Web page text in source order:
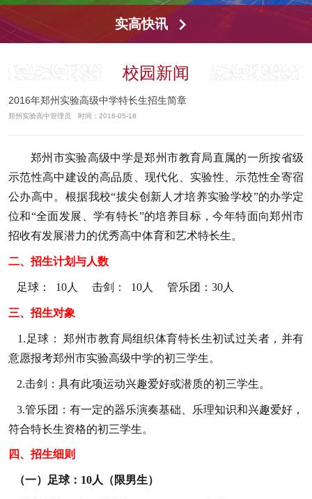
实高快讯
校园新闻
2016年郑州实验高级中学特长生招生简章
郑州实验高中管理员 时间：2016-05-18
郑州市实验高级中学是郑州市教育局直属的一所按省级
示范性高中建设的高品质、现代化、实验性、示范性全寄宿
公办高中。根据我校“拔尖创新人才培养实验学校”的办学定
位和“全面发展、学有特长”的培养目标，今年特面向郑州市
招收有发展潜力的优秀高中体育和艺术特长生。
二、 招生计划与人数
足球： 10人 击剑： 10人 管乐团： 30人
三、招生对象
1 . 足球：郑州市教育局组织体育特长生初试过关者 ， 并有
意愿报考郑州市实验高级中学的初三学生。
2.击剑： 具有此项运动兴趣爱好或潜质的初三学生。
3.管乐团：有一定的器乐演奏基础 、乐理知识和兴趣爱好，
符合特长生资格的初三学生。
四、招生细则
（一）足球：10人（限男生）